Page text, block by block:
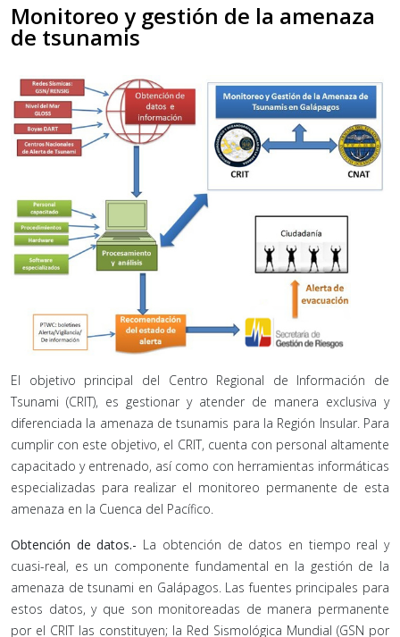
Monitoreo y gestión de la amenaza
de tsunamis
El objetivo principal del Centro Regional de Información de
Tsunami (CRIT), es gestionar y atender de manera exclusiva y
diferenciada la amenaza de tsunamis para la Región Insular. Para
cumplir con este objetivo, el CRIT, cuenta con personal altamente
capacitado y entrenado, así como con herramientas informáticas
especializadas para realizar el monitoreo permanente de esta
amenaza en la Cuenca del Pacífico.
Obtención de datos.- La obtención de datos en tiempo real y
cuasi-real, es un componente fundamental en la gestión de la
amenaza de tsunami en Galápagos. Las fuentes principales para
estos datos, y que son monitoreadas de manera permanente
por el CRIT las constituyen; la Red Sismológica Mundial (GSN por